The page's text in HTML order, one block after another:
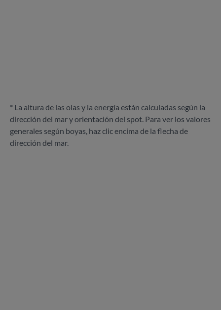
* La altura de las olas y la energía están calculadas según la
dirección del mar y orientación del spot. Para ver los valores
generales según boyas, haz clic encima de la flecha de
dirección del mar.